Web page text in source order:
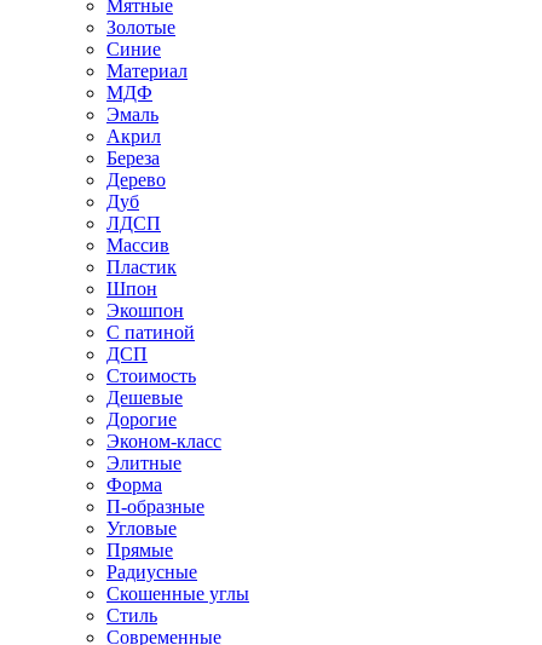
Мятные
Золотые
Синие
Материал
МДФ
Эмаль
Акрил
Береза
Дерево
Дуб
ЛДСП
Массив
Пластик
Шпон
Экошпон
С патиной
ДСП
Стоимость
Дешевые
Дорогие
Эконом-класс
Элитные
Форма
П-образные
Угловые
Прямые
Радиусные
Скошенные углы
Стиль
Современные